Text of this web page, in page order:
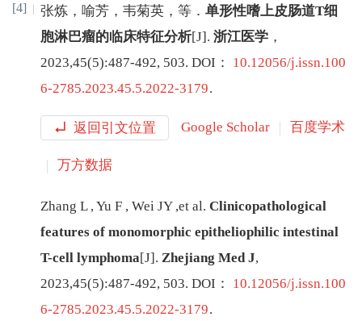
[4] 张炼 ， 喻芳 ， 韦菊英 ， 等 ． 单形性嗜上皮肠道T细
胞淋巴瘤的临床特征分析[J] . 浙江医学 ，
2023,45(5):487-492, 503. DOI： 10.12056/j.issn.100
6-2785.2023.45.5.2022-3179.
返回引文位置 Google Scholar 百度学术
万方数据
Zhang L ,Yu F , Wei JY ,et al. Clinicopathological
features of monomorphic epitheliophilic intestinal
T-cell lymphoma[J] . Zhejiang Med J,
2023,45(5):487-492, 503. DOI： 10.12056/j.issn.100
6-2785.2023.45.5.2022-3179.